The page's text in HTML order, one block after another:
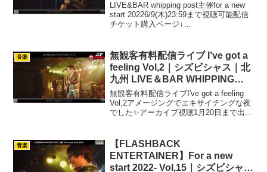
LIVE&BAR whipping post主催for a new
start 20226/9(木)23:59まで視聴可能配信
チケット購入ページ↓
音楽
無観客有料配信ライブ I’ve got a
feeling Vol,2｜シズビシャス｜北
九州 LIVE＆BAR WHIPPING
POST
無観客有料配信ライブI've got a feeling
Vol,2アメージングでエキサイチングな夜
でした✨アーカイブ視聴1月20日まで出来
音楽
【FLASHBACK
ENTERTAINER】For a new
start 2022- Vol,15｜シズビシャス